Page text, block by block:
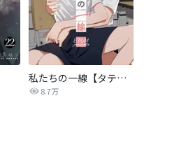
私たちの一線【タテヨミ】
8.7万